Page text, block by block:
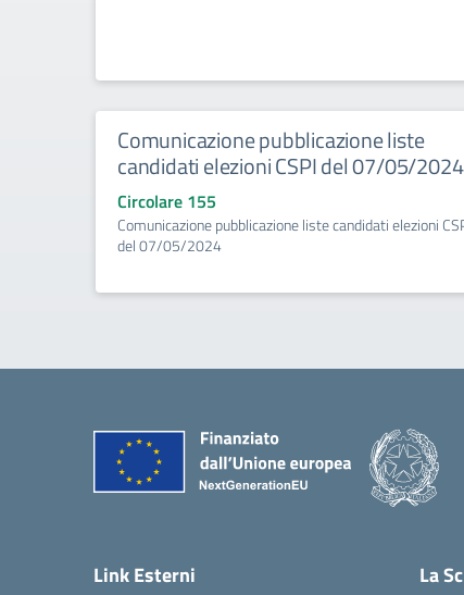
Comunicazione pubblicazione liste
candidati elezioni CSPI del 07/05/2024
Circolare 155
Comunicazione pubblicazione liste candidati elezioni
del 07/05/2024
Link Esterni La